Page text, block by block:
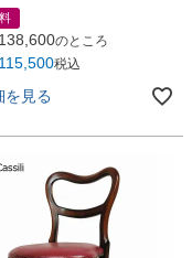
138,600のところ
115,500税込
を見る